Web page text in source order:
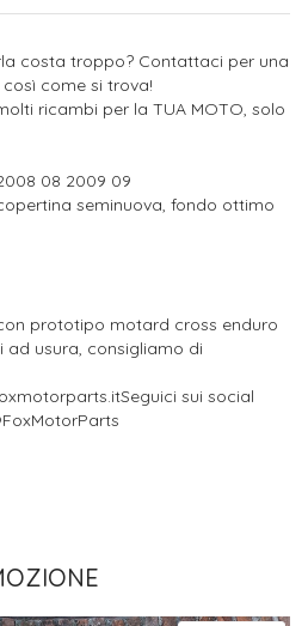
costa troppo? Contattaci per una
come si trova!
ricambi per la TUA MOTO, solo
08 2009 09
seminuova, fondo ottimo
prototipo motard cross enduro
usura, consigliamo di
sui social